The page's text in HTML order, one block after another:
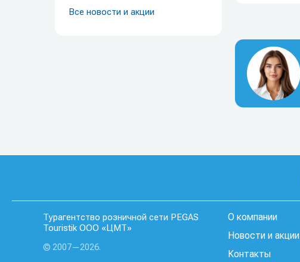
Все новости и акции
Турагентство розничной сети PEGAS
Touristik ООО «ЦМТ»
© 2007—2026.
О компании
Новости и акции
Контакты